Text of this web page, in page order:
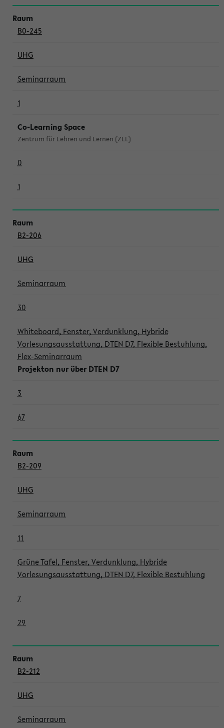
B0-245
UHG
Seminarraum
1
Co-Learning Space
Zentrum für Lehren und Lernen (ZLL)
0
1
B2-206
UHG
Seminarraum
30
Whiteboard, Fenster, Verdunklung, Hybride
Vorlesungsausstattung, DTEN D7, Flexible Bestuhlung,
Flex-Seminarraum
Projekton nur über DTEN D7
3
67
B2-209
UHG
Seminarraum
11
Grüne Tafel, Fenster, Verdunklung, Hybride
Vorlesungsausstattung, DTEN D7, Flexible Bestuhlung
7
29
B2-212
UHG
Seminarraum